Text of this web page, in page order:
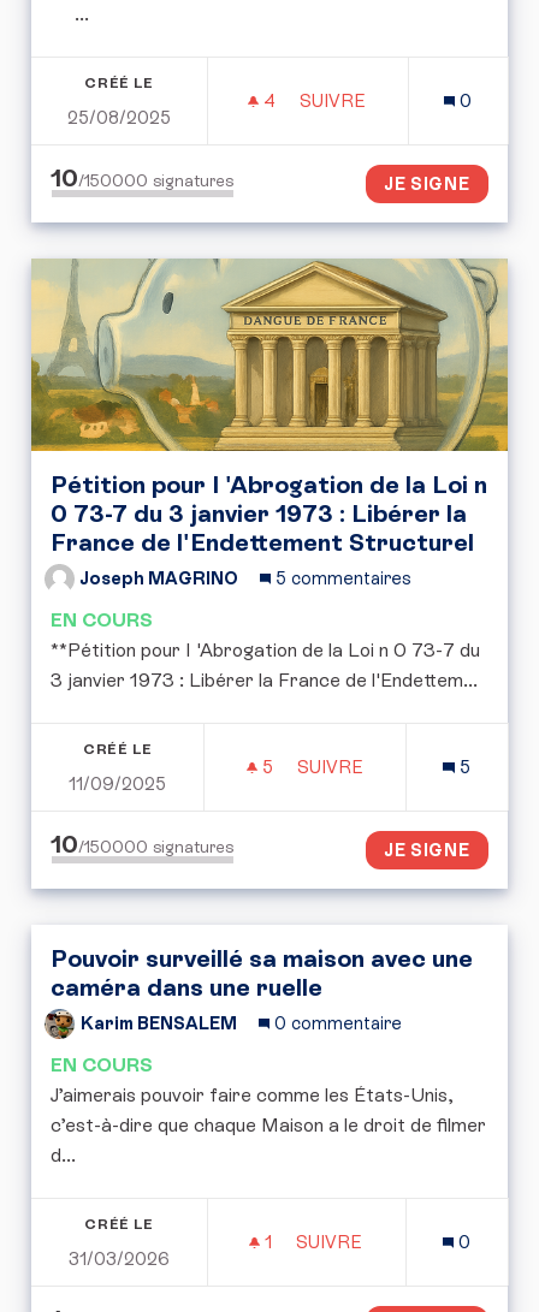
...
CRÉÉ LE
25/08/2025
4 4 ABONNÉS
SUIVRE
0
10/150000 signatures JE SIGNE
Pétition pour I 'Abrogation de la Loi n
0 73-7 du 3 janvier 1973 : Libérer la
France de l'Endettement Structurel
Joseph MAGRINO 5 commentaires
EN COURS
**Pétition pour I 'Abrogation de la Loi n 0 73-7 du
3 janvier 1973 : Libérer la France de l'Endettem...
CRÉÉ LE
11/09/2025
5 5 ABONNÉS
SUIVRE
5
10/150000 signatures JE SIGNE
Pouvoir surveillé sa maison avec une
caméra dans une ruelle
Karim BENSALEM 0 commentaire
EN COURS
J’aimerais pouvoir faire comme les États-Unis,
c’est-à-dire que chaque Maison a le droit de filmer
d...
CRÉÉ LE
31/03/2026
1 1 ABONNÉ
SUIVRE
0